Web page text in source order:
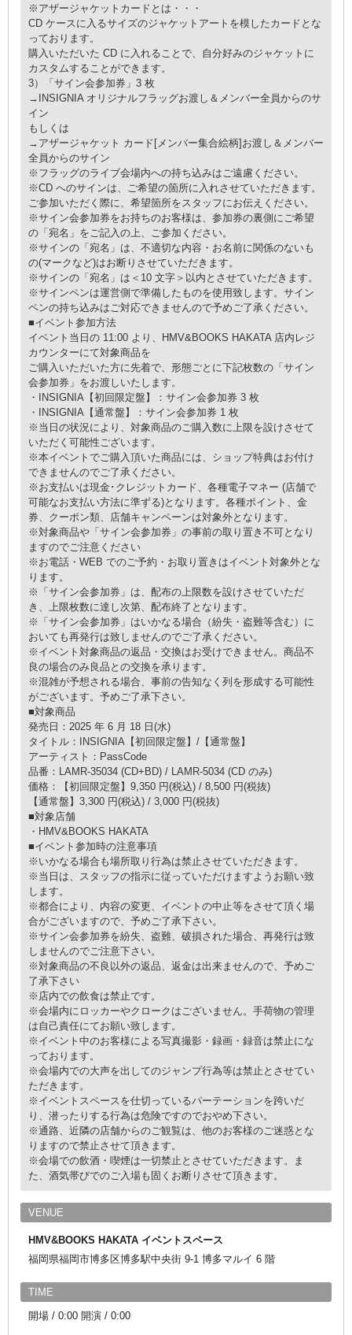
※アザージャケットカードとは・・・
CD ケースに入るサイズのジャケットアートを模したカードとな
っております。
購入いただいた CD に入れることで、自分好みのジャケットに
カスタムすることができます。
3）「サイン会参加券」3 枚
→INSIGNIA オリジナルフラッグお渡し＆メンバー全員からのサ
イン
もしくは
→アザージャケット カード[メンバー集合絵柄]お渡し＆メンバー
全員からのサイン
※フラッグのライブ会場内への持ち込みはご遠慮ください。
※CD へのサインは、ご希望の箇所に入れさせていただきます。
ご参加いただく際に、希望箇所をスタッフにお伝えください。
※サイン会参加券をお持ちのお客様は、参加券の裏側にご希望
の「宛名」をご記入の上、ご参加ください。
※サインの「宛名」は、不適切な内容・お名前に関係のないも
の(マークなど)はお断りさせていただきます。
※サインの「宛名」は＜10 文字＞以内とさせていただきます。
※サインペンは運営側で準備したものを使用致します。サイン
ペンの持ち込みはご対応できませんので予めご了承ください。
■イベント参加方法
イベント当日の 11:00 より、HMV&BOOKS HAKATA 店内レジ
カウンターにて対象商品を
ご購入いただいた方に先着で、形態ごとに下記枚数の「サイン
会参加券」をお渡しいたします。
・INSIGNIA【初回限定盤】：サイン会参加券 3 枚
・INSIGNIA【通常盤】：サイン会参加券 1 枚
※当日の状況により、対象商品のご購入数に上限を設けさせて
いただく可能性ございます。
※本イベントでご購入頂いた商品には、ショップ特典はお付け
できませんのでご了承ください。
※お支払いは現金･クレジットカード、各種電子マネー (店舗で
可能なお支払い方法に準ずる)となります。各種ポイント、金
券、クーポン類、店舗キャンペーンは対象外となります。
※対象商品や「サイン会参加券」の事前の取り置き不可となり
ますのでご注意ください
※お電話・WEB でのご予約・お取り置きはイベント対象外とな
ります。
※「サイン会参加券」は、配布の上限数を設けさせていただ
き、上限枚数に達し次第、配布終了となります。
※「サイン会参加券」はいかなる場合（紛失・盗難等含む）に
おいても再発行は致しませんのでご了承ください。
※イベント対象商品の返品・交換はお受けできません。商品不
良の場合のみ良品との交換を承ります。
※混雑が予想される場合、事前の告知なく列を形成する可能性
がございます。予めご了承下さい。
■対象商品
発売日：2025 年 6 月 18 日(水)
タイトル：INSIGNIA【初回限定盤】/【通常盤】
アーティスト：PassCode
品番：LAMR-35034 (CD+BD) / LAMR-5034 (CD のみ)
価格：【初回限定盤】9,350 円(税込) / 8,500 円(税抜)
【通常盤】3,300 円(税込) / 3,000 円(税抜)
■対象店舗
・HMV&BOOKS HAKATA
■イベント参加時の注意事項
※いかなる場合も場所取り行為は禁止させていただきます。
※当日は、スタッフの指示に従っていただけますようお願い致
します。
※都合により、内容の変更、イベントの中止等をさせて頂く場
合がございますので、予めご了承下さい。
※サイン会参加券を紛失、盗難、破損された場合、再発行は致
しませんのでご注意下さい。
※対象商品の不良以外の返品、返金は出来ませんので、予めご
了承下さい
※店内での飲食は禁止です。
※会場内にロッカーやクロークはございません。手荷物の管理
は自己責任にてお願い致します。
※イベント中のお客様による写真撮影・録画・録音は禁止にな
っております。
※会場内での大声を出してのジャンプ行為等は禁止とさせてい
ただきます。
※イベントスペースを仕切っているパーテーションを跨いだ
り、潜ったりする行為は危険ですのでおやめ下さい。
※通路、近隣の店舗からのご観覧は、他のお客様のご迷惑とな
りますので禁止させて頂きます。
※会場での飲酒・喫煙は一切禁止とさせていただきます。ま
た、酒気帯びでのご入場も固くお断りさせて頂きます。
VENUE
HMV&BOOKS HAKATA イベントスペース
福岡県福岡市博多区博多駅中央街 9-1 博多マルイ 6 階
TIME
開場 / 0:00 開演 / 0:00